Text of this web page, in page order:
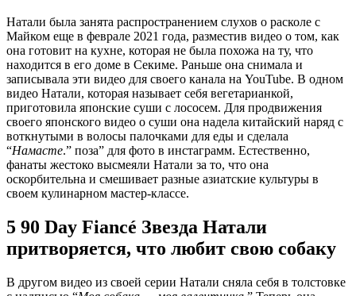
Натали была занята распространением слухов о расколе с
Майком еще в феврале 2021 года, разместив видео о том, как
она готовит на кухне, которая не была похожа на ту, что
находится в его доме в Секиме. Раньше она снимала и
записывала эти видео для своего канала на YouTube. В одном
видео Натали, которая называет себя вегетарианкой,
приготовила японские суши с лососем. Для продвижения
своего японского видео о суши она надела китайский наряд с
воткнутыми в волосы палочками для еды и сделала
“Намасте.” поза” для фото в инстаграмм. Естественно,
фанаты жестоко высмеяли Натали за то, что она
оскорбительна и смешивает разные азиатские культуры в
своем кулинарном мастер-классе.
5 90 Day Fiancé Звезда Натали
притворяется, что любит свою собаку
В другом видео из своей серии Натали сняла себя в толстовке